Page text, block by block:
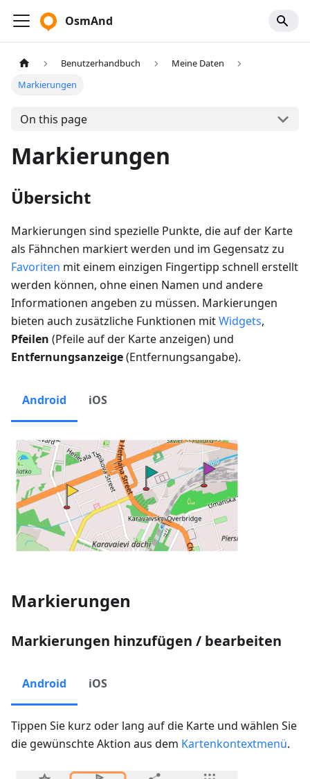
OsmAnd
Benutzerhandbuch
Meine Daten
Markierungen
On this page
Markierungen
Übersicht
Markierungen sind spezielle Punkte, die auf der Karte
als Fähnchen markiert werden und im Gegensatz zu
Favoriten mit einem einzigen Fingertipp schnell erstellt
werden können, ohne einen Namen und andere
Informationen angeben zu müssen. Markierungen
bieten auch zusätzliche Funktionen mitWidgets,
Pfeilen (Pfeile auf der Karte anzeigen) und
Entfernungsanzeige(Entfernungsangabe).
Android iOS
Markierungen
Markierungen hinzufügen / bearbeiten
Android iOS
Tippen Sie kurz oder lang auf die Karte und wählen Sie
die gewünschte Aktion aus dem Kartenkontextmenü.